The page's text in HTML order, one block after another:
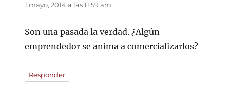
1 mayo, 2014 a las 11:59 am
Son una pasada la verdad. ¿Algún
emprendedor se anima a comercializarlos?
Responder